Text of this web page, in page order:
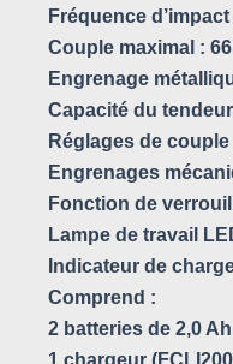
Fréquence
Couple maximal :
Engrenage
Capacité du
Réglages de couple
Engrenages
Fonction de
Lampe de travail
Indicateur de
Comprend :
2 batteries de 2,0
1 chargeur